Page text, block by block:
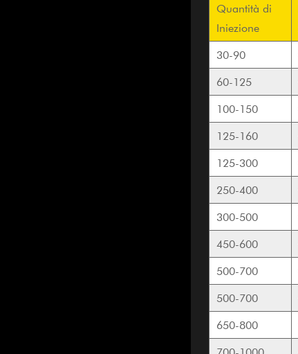
Quantità di
Iniezione
30-90
60-125
100-150
125-160
125-300
250-400
300-500
450-600
500-700
500-700
650-800